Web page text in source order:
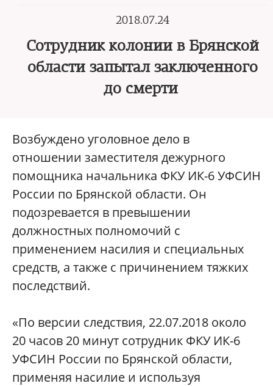
2018.07.24
Сотрудник колонии в Брянской
области запытал заключенного
до смерти
Возбуждено уголовное дело в
отношении заместителя дежурного
помощника начальника ФКУ ИК-6 УФСИН
России по Брянской области. Он
подозревается в превышении
должностных полномочий с
применением насилия и специальных
средств, а также с причинением тяжких
последствий.
«По версии следствия, 22.07.2018 около
20 часов 20 минут сотрудник ФКУ ИК-6
УФСИН России по Брянской области,
применяя насилие и используя